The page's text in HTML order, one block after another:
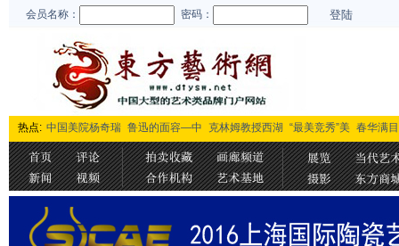
会员名称： 密码： 登陆
热点: 中国美院杨奇瑞 鲁迅的面容—中 克林姆教授西湖 “最美竞秀”美 春华满